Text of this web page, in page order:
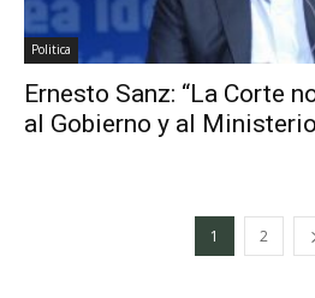
Politica
Ernesto Sanz: “La Corte
al Gobierno y al
1 2